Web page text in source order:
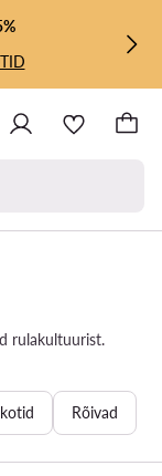
rulakultuurist.
Rõivad